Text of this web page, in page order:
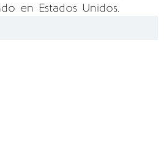
en Estados Unidos.